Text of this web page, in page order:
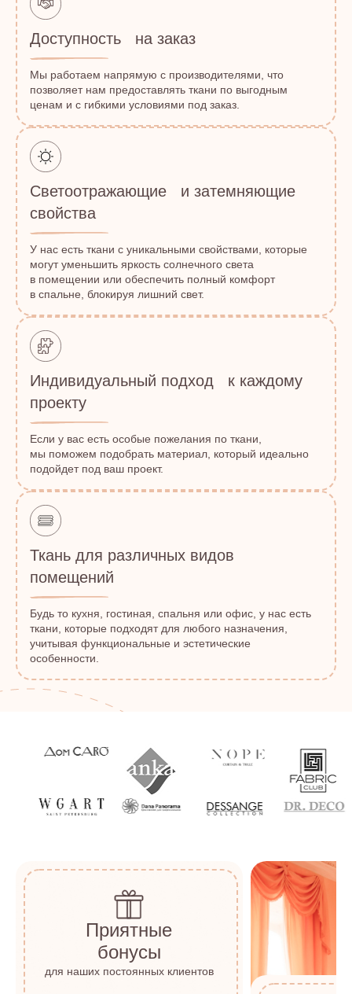
Доступность на заказ
Мы работаем напрямую с производителями, что
позволяет нам предоставлять ткани по выгодным
ценам и с гибкими условиями под заказ.
Светоотражающие и затемняющие
свойства
У нас есть ткани с уникальными свойствами, которые
могут уменьшить яркость солнечного света
в помещении или обеспечить полный комфорт
в спальне, блокируя лишний свет.
Индивидуальный подход к каждому
проекту
Если у вас есть особые пожелания по ткани,
мы поможем подобрать материал, который идеально
подойдет под ваш проект.
Ткань для различных видов
помещений
Будь то кухня, гостиная, спальня или офис, у нас есть
ткани, которые подходят для любого назначения,
учитывая функциональные и эстетические
особенности.
Приятные
бонусы
для наших постоянных клиентов